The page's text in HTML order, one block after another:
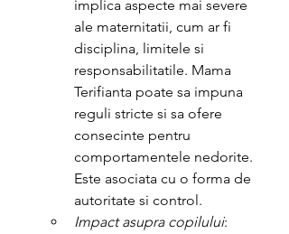
implica aspecte mai severe
ale maternitatii, cum ar fi
disciplina, limitele si
responsabilitatile. Mama
Terifianta poate sa impuna
reguli stricte si sa ofere
consecinte pentru
comportamentele nedorite.
Este asociata cu o forma de
autoritate si control.
Impact asupra copilului: